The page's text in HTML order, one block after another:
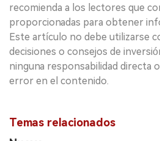
recomienda a los lectores que
proporcionadas para obtener
Este artículo no debe utilizarse
decisiones o consejos de
ninguna responsabilidad directa
error en el contenido.
Temas relacionados